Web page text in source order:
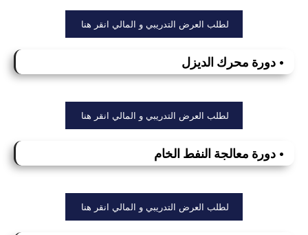
لطلب العرض التدريبي و المالي انقر هنا
• دورة محرك الديزل
لطلب العرض التدريبي و المالي انقر هنا
• دورة معالجة النفط الخام
لطلب العرض التدريبي و المالي انقر هنا